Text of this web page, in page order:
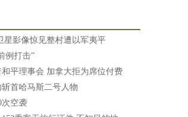
星影像惊见整村遭以军夷平
例打击”
平理事会 加拿大拒为席位付费
首哈马斯二号人物
次空袭